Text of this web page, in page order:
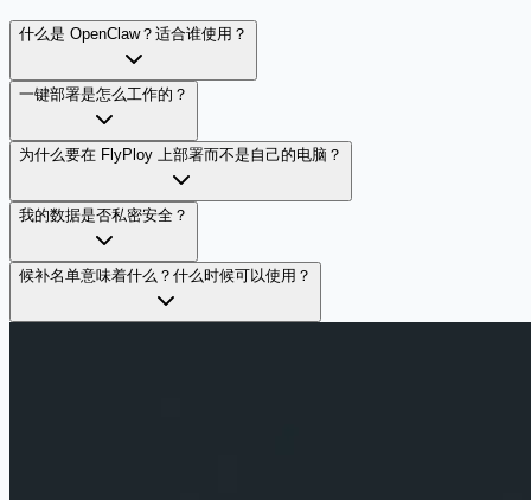
什么是 OpenClaw？适合谁使用？
一键部署是怎么工作的？
为什么要在 FlyPloy 上部署而不是自己的电脑？
我的数据是否私密安全？
候补名单意味着什么？什么时候可以使用？